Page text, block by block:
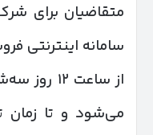
متقاضیان برای
سامانه اینترنتی
می‌شود و تا زمان